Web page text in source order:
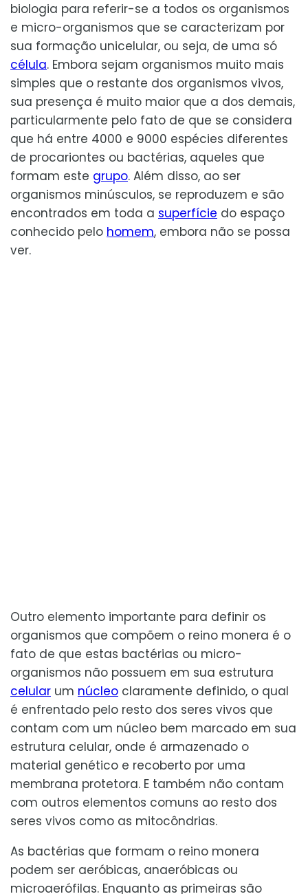
biologia para referir-se a todos os organismos
e micro-organismos que se caracterizam por
sua formação unicelular, ou seja, de uma só
célula. Embora sejam organismos muito mais
simples que o restante dos organismos vivos,
sua presença é muito maior que a dos demais,
particularmente pelo fato de que se considera
que há entre 4000 e 9000 espécies diferentes
de procariontes ou bactérias, aqueles que
formam este grupo. Além disso, ao ser
organismos minúsculos, se reproduzem e são
encontrados em toda a superfície do espaço
conhecido pelo homem, embora não se possa
ver.
Outro elemento importante para definir os
organismos que compõem o reino monera é o
fato de que estas bactérias ou micro-
organismos não possuem em sua estrutura
celular um núcleo claramente definido, o qual
é enfrentado pelo resto dos seres vivos que
contam com um núcleo bem marcado em sua
estrutura celular, onde é armazenado o
material genético e recoberto por uma
membrana protetora. E também não contam
com outros elementos comuns ao resto dos
seres vivos como as mitocôndrias.
As bactérias que formam o reino monera
podem ser aeróbicas, anaeróbicas ou
microaerófilas. Enquanto as primeiras são